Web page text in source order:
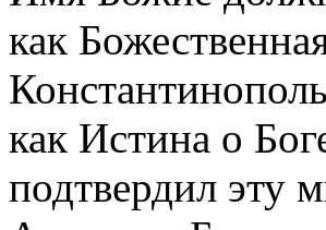
как
как Истина о
подтвердил эту